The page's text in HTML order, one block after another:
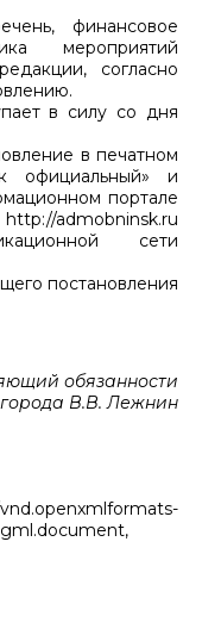
финансовое
мероприятий
согласно
в силу со дня
в печатном
официальный» и
портале
admobninsk.ru
сети
постановления
обязанности
В.В. Лежнин